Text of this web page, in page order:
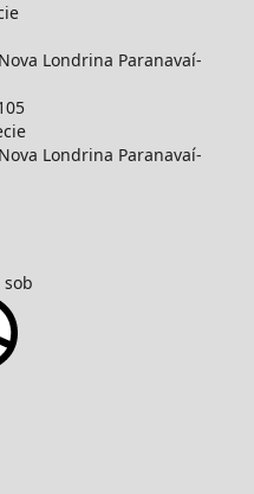
Londrina Paranavaí-
Londrina Paranavaí-